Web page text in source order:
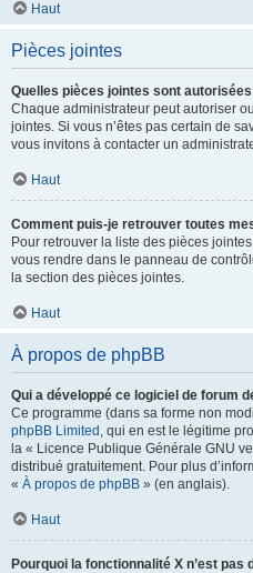
Haut
Pièces jointes
Quelles pièces jointes sont
Chaque administrateur peut autoriser
jointes. Si vous n’êtes pas certain de
vous invitons à contacter un
Haut
Comment puis-je retrouver toutes
Pour retrouver la liste des pièces
vous rendre dans le panneau de
la section des pièces jointes.
Haut
À propos de phpBB
Qui a développé ce logiciel de forum
Ce programme (dans sa forme non
phpBB Limited , qui en est le légitime
la « Licence Publique Générale GNU
distribué gratuitement. Pour plus
« À propos de phpBB » (en anglais).
Haut
Pourquoi la fonctionnalité X n’est pas